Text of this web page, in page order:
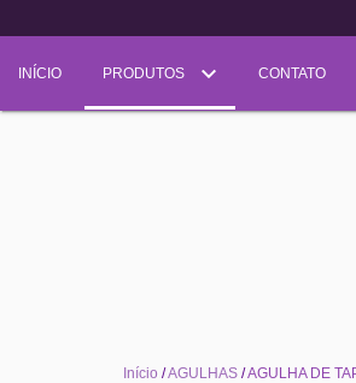
INÍCIO PRODUTOS CONTATO
Início /AGULHAS /AGULHA DE